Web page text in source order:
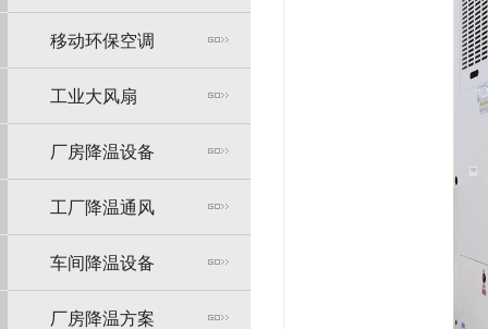
移动环保空调
工业大风扇
厂房降温设备
工厂降温通风
车间降温设备
厂房降温方案